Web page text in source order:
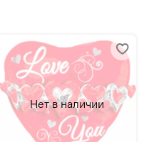
Нет в наличии